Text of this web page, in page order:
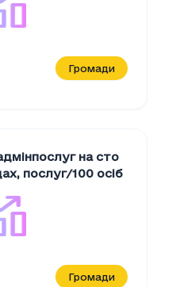
Громади
на сто
, послуг/100 осіб
Громади